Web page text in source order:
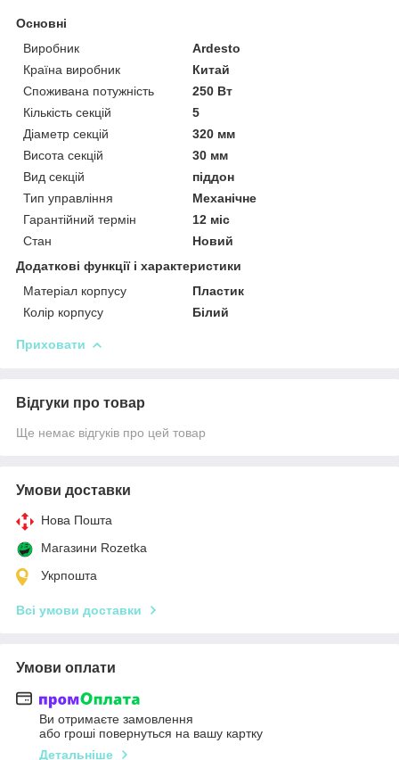
Основні
Виробник
Ardesto
Країна виробник
Китай
Споживана потужність
250 Вт
Кількість секцій
5
Діаметр секцій
320 мм
Висота секцій
30 мм
Вид секцій
піддон
Тип управління
Механічне
Гарантійний термін
12 міс
Стан
Новий
Додаткові функції і характеристики
Матеріал корпусу
Пластик
Колір корпусу
Білий
Приховати
Відгуки про товар
Ще немає відгуків про цей товар
Умови доставки
Нова Пошта
Магазини Rozetka
Укрпошта
Всі умови доставки
Умови оплати
Ви отримаєте замовлення
або гроші повернуться на вашу картку
Детальніше